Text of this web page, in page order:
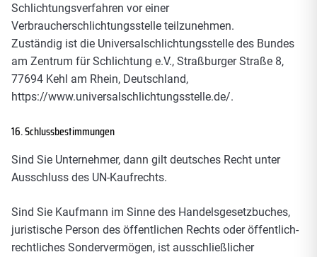
Schlichtungsverfahren vor einer
Verbraucherschlichtungsstelle teilzunehmen.
Zuständig ist die Universalschlichtungsstelle des Bundes
am Zentrum für Schlichtung e.V., Straßburger Straße 8,
77694 Kehl am Rhein, Deutschland,
https://www.universalschlichtungsstelle.de/.
16. Schlussbestimmungen
Sind Sie Unternehmer, dann gilt deutsches Recht unter
Ausschluss des UN-Kaufrechts.
Sind Sie Kaufmann im Sinne des Handelsgesetzbuches,
juristische Person des öffentlichen Rechts oder öffentlich-
rechtliches Sondervermögen, ist ausschließlicher